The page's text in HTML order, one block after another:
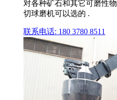
对各种矿石和其它可磨性
切球磨机可以选的 .
联系电话: 180 3780 8511